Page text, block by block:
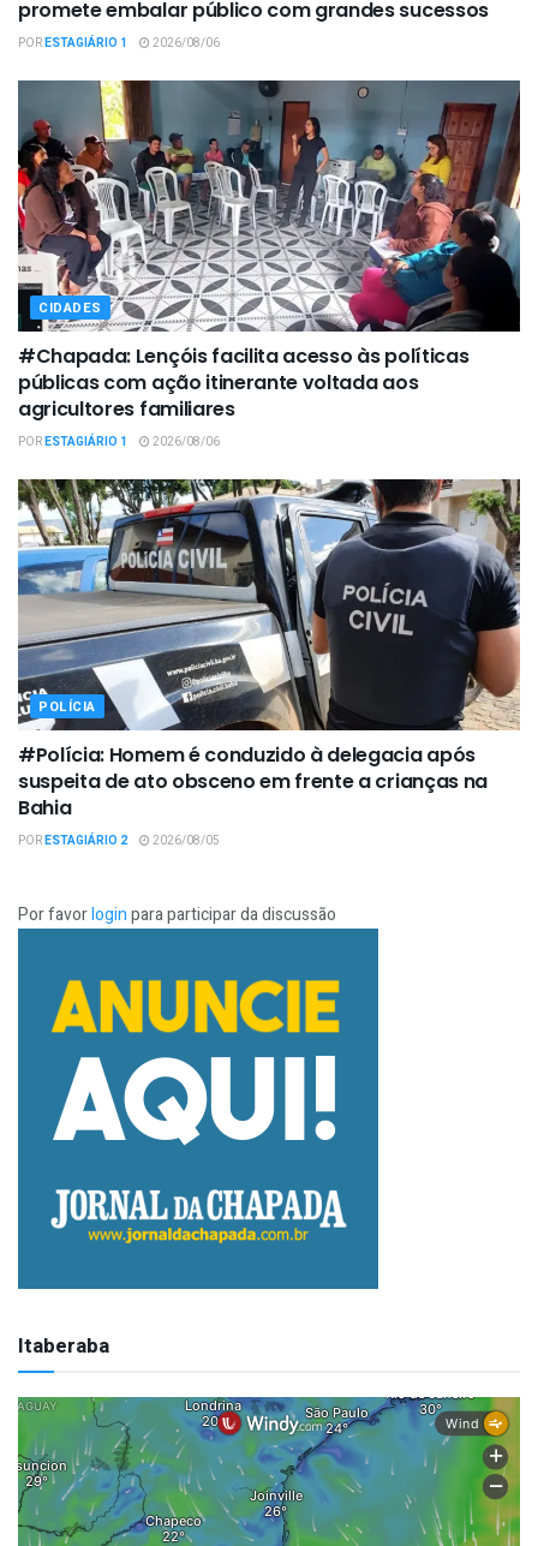
promete embalar público com grandes sucessos
PORESTAGIÁRIO 1 2026/08/06
CIDADES
#Chapada: Lençóis facilita acesso às políticas
públicas com ação itinerante voltada aos
agricultores familiares
PORESTAGIÁRIO 1 2026/08/06
POLÍCIA
#Polícia: Homem é conduzido à delegacia após
suspeita de ato obsceno em frente a crianças na
Bahia
PORESTAGIÁRIO 2 2026/08/05
Por favorloginpara participar da discussão
Itaberaba